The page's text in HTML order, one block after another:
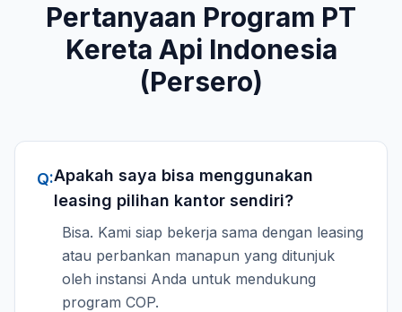
Pertanyaan Program PT
Kereta Api Indonesia
(Persero)
Q:Apakah saya bisa menggunakan
leasing pilihan kantor sendiri?
Bisa. Kami siap bekerja sama dengan leasing
atau perbankan manapun yang ditunjuk
oleh instansi Anda untuk mendukung
program COP.